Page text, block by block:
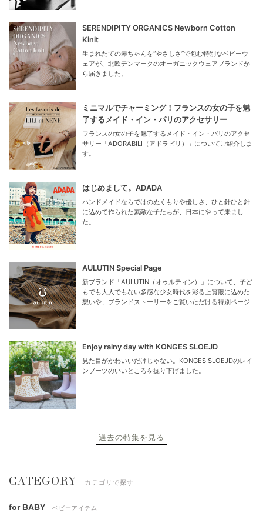
SERENDIPITY ORGANICS Newborn Cotton
Kinit
生まれたての赤ちゃんを“やさしさ”で包む特別なベビーウ
ェアが、北欧デンマークのオーガニックウェアブランドか
ら届きました。
ミニマルでチャーミング！フランスの女の子を魅
了するメイド・イン・パリのアクセサリー
フランスの女の子を魅了するメイド・イン・パリのアクセ
サリー「ADORABILI（アドラビリ）」についてご紹介しま
す。
はじめまして。ADADA
ハンドメイドならではのぬくもりや優しさ、ひと針ひと針
に込めて作られた素敵な子たちが、日本にやって来まし
た。
AULUTIN Special Page
新ブランド「AULUTIN（オゥルティン）」について、子ど
もでも大人でもない多感な少女時代を彩る上質服に込めた
想いや、ブランドストーリーをご覧いただける特別ページ
Enjoy rainy day with KONGES SLOEJD
見た目がかわいいだけじゃない。KONGES SLOEJDのレイ
ンブーツのいいところを掘り下げました。
過去の特集を見る
CATEGORY カテゴリで探す
for BABY ベビーアイテム